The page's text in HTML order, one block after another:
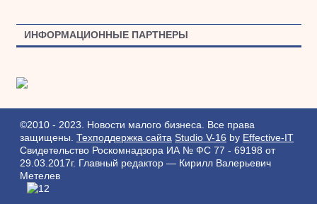
ИНФОРМАЦИОННЫЕ ПАРТНЕРЫ
©2010 - 2023. Новости малого бизнеса. Все права
защищены. Техподдержка сайта Studio V-16 by Effective-IT
Свидетельство Роскомнадзора ИА № ФС 77 - 69198 от
29.03.2017г.